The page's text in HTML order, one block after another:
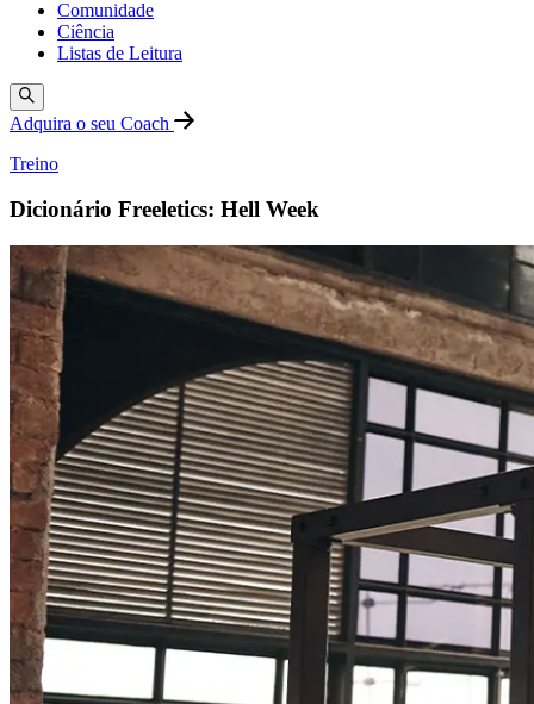
Comunidade
Ciência
Listas de Leitura
Adquira o seu Coach
Treino
Dicionário Freeletics: Hell Week